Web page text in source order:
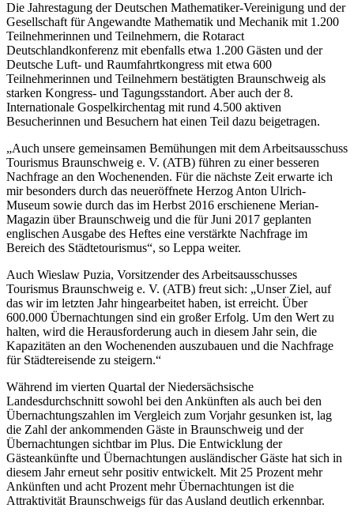
Die Jahrestagung der Deutschen Mathematiker-Vereinigung und der
Gesellschaft für Angewandte Mathematik und Mechanik mit 1.200
Teilnehmerinnen und Teilnehmern, die Rotaract
Deutschlandkonferenz mit ebenfalls etwa 1.200 Gästen und der
Deutsche Luft- und Raumfahrtkongress mit etwa 600
Teilnehmerinnen und Teilnehmern bestätigten Braunschweig als
starken Kongress- und Tagungsstandort. Aber auch der 8.
Internationale Gospelkirchentag mit rund 4.500 aktiven
Besucherinnen und Besuchern hat einen Teil dazu beigetragen.
„Auch unsere gemeinsamen Bemühungen mit dem Arbeitsausschuss
Tourismus Braunschweig e. V. (ATB) führen zu einer besseren
Nachfrage an den Wochenenden. Für die nächste Zeit erwarte ich
mir besonders durch das neueröffnete Herzog Anton Ulrich-
Museum sowie durch das im Herbst 2016 erschienene Merian-
Magazin über Braunschweig und die für Juni 2017 geplanten
englischen Ausgabe des Heftes eine verstärkte Nachfrage im
Bereich des Städtetourismus“, so Leppa weiter.
Auch Wieslaw Puzia, Vorsitzender des Arbeitsausschusses
Tourismus Braunschweig e. V. (ATB) freut sich: „Unser Ziel, auf
das wir im letzten Jahr hingearbeitet haben, ist erreicht. Über
600.000 Übernachtungen sind ein großer Erfolg. Um den Wert zu
halten, wird die Herausforderung auch in diesem Jahr sein, die
Kapazitäten an den Wochenenden auszubauen und die Nachfrage
für Städtereisende zu steigern.“
Während im vierten Quartal der Niedersächsische
Landesdurchschnitt sowohl bei den Ankünften als auch bei den
Übernachtungszahlen im Vergleich zum Vorjahr gesunken ist, lag
die Zahl der ankommenden Gäste in Braunschweig und der
Übernachtungen sichtbar im Plus. Die Entwicklung der
Gästeankünfte und Übernachtungen ausländischer Gäste hat sich in
diesem Jahr erneut sehr positiv entwickelt. Mit 25 Prozent mehr
Ankünften und acht Prozent mehr Übernachtungen ist die
Attraktivität Braunschweigs für das Ausland deutlich erkennbar.